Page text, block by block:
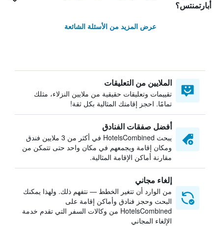
أبارتمنتس؟
عرض المزيد من الأسئلة الشائعة
الملايين من التعليقات
تقييمات وتعليقات حقيقية من ملايين النزلاء، مثلك
تمامًا. احجز إقامتك المثالية بكل ثقة!
أفضل صفقات الفنادق
يبحث HotelsCombined في أكثر من 3 ملايين فندق
ومكان إقامة ويجمعهم في مكان واحد حتى تتمكن من
مقارنة أماكن الإقامة المثالية.
إلغاء مجاني
من الوارد أن تتغير الخطط — نتفهم ذلك. ولهذا يمكنك
البحث وحجز فنادق وأماكن إقامة على
HotelsCombined من وكالات السفر التي تقدم خدمة
الإلغاء المجاني